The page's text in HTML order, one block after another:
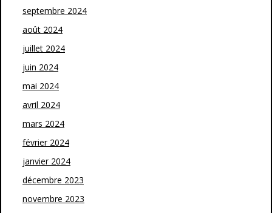
septembre 2024
août 2024
juillet 2024
juin 2024
mai 2024
avril 2024
mars 2024
février 2024
janvier 2024
décembre 2023
novembre 2023